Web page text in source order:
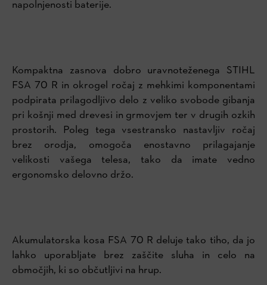
napolnjenosti baterije.
Kompaktna zasnova dobro uravnoteženega STIHL
FSA 70 R in okrogel ročaj z mehkimi komponentami
podpirata prilagodljivo delo z veliko svobode gibanja
pri košnji med drevesi in grmovjem ter v drugih ozkih
prostorih. Poleg tega vsestransko nastavljiv ročaj
brez orodja, omogoča enostavno prilagajanje
velikosti vašega telesa, tako da imate vedno
ergonomsko delovno držo.
Akumulatorska kosa FSA 70 R deluje tako tiho, da jo
lahko uporabljate brez zaščite sluha in celo na
območjih, ki so občutljivi na hrup.